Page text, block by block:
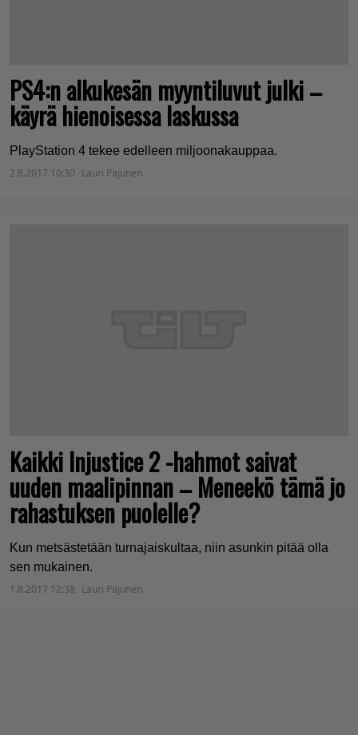
PS4:n alkukesän myyntiluvut julki –
käyrä hienoisessa laskussa
PlayStation 4 tekee edelleen miljoonakauppaa.
2.8.2017 10:30 Lauri Pajunen
Kaikki Injustice 2 -hahmot saivat
uuden maalipinnan – Meneekö tämä jo
rahastuksen puolelle?
Kun metsästetään turnajaiskultaa, niin asunkin pitää olla
sen mukainen.
1.8.2017 12:38 Lauri Pajunen